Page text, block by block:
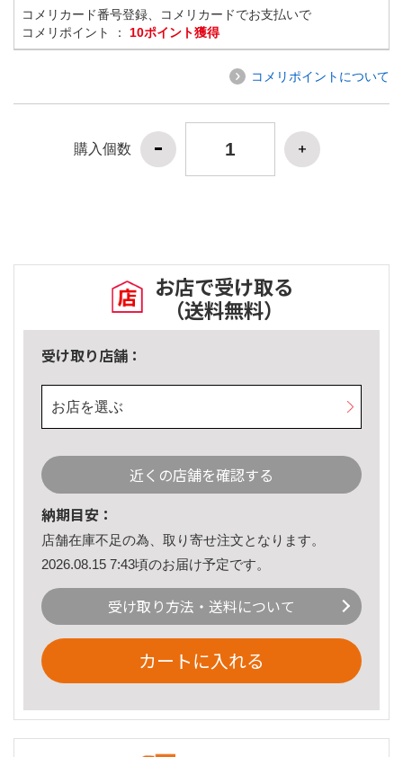
コメリカード番号登録、コメリカードでお支払いで
コメリポイント ： 10ポイント獲得
コメリポイントについて
購入個数
お店で受け取る
（送料無料）
受け取り店舗：
お店を選ぶ
近くの店舗を確認する
納期目安：
店舗在庫不足の為、取り寄せ注文となります。
2026.08.15 7:43頃のお届け予定です。
受け取り方法・送料について
カートに入れる